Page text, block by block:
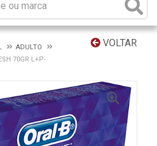
VOLTAR
ADULTO
70GR L+P-